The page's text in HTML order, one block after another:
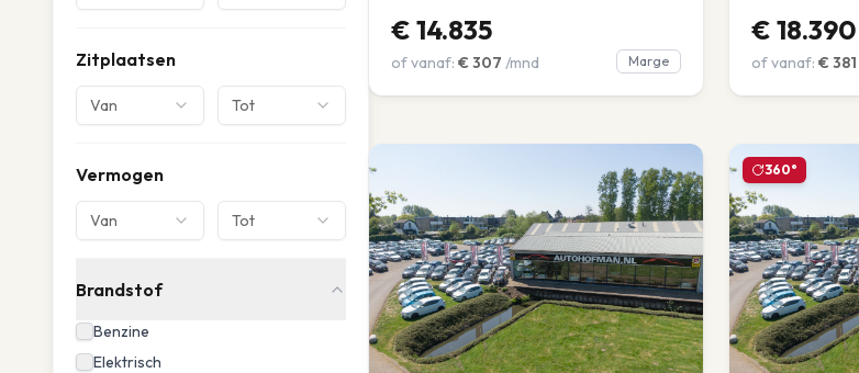
Zitplaatsen
Van Tot
Vermogen
Van Tot
Brandstof
Benzine
Elektrisch
€ 14.835
of vanaf: € 307 /mnd Marge
€ 18.390
of vanaf: € 381
360°